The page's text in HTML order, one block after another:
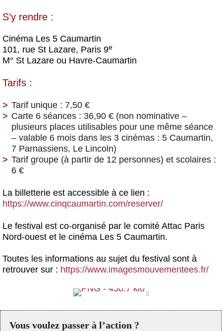
S’y rendre :
Cinéma Les 5 Caumartin
101, rue St Lazare, Paris 9e
M° St Lazare ou Havre-Caumartin
Tarifs :
Tarif unique : 7,50 €
Carte 6 séances : 36,90 € (non nominative –
plusieurs places utilisables pour une même séance
– valable 6 mois dans les 3 cinémas : 5 Caumartin,
7 Parnassiens, Le Lincoln)
Tarif groupe (à partir de 12 personnes) et scolaires :
6 €
La billetterie est accessible à ce lien :
https://www.cinqcaumartin.com/reserver/
Le festival est co-organisé par le comité Attac Paris
Nord-ouest et le cinéma Les 5 Caumartin.
Toutes les informations au sujet du festival sont à
retrouver sur : https://www.imagesmouvementees.fr/
Vous voulez passer à l’action ?